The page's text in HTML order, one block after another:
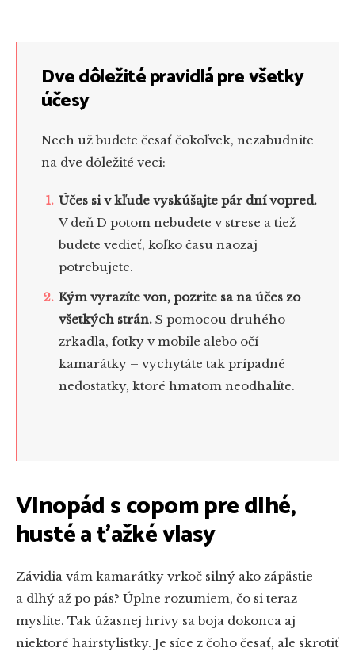
Dve dôležité pravidlá pre všetky
účesy
Nech už budete česať čokoľvek, nezabudnite
na dve dôležité veci:
Účes si v kľude vyskúšajte pár dní vopred.
V deň D potom nebudete v strese a tiež
budete vedieť, koľko času naozaj
potrebujete.
Kým vyrazíte von, pozrite sa na účes zo
všetkých strán. S pomocou druhého
zrkadla, fotky v mobile alebo očí
kamarátky – vychytáte tak prípadné
nedostatky, ktoré hmatom neodhalíte.
Vlnopád s copom pre dlhé,
husté a ťažké vlasy
Závidia vám kamarátky vrkoč silný ako zápästie
a dlhý až po pás? Úplne rozumiem, čo si teraz
myslíte. Tak úžasnej hrivy sa boja dokonca aj
niektoré hairstylistky. Je síce z čoho česať, ale skrotiť